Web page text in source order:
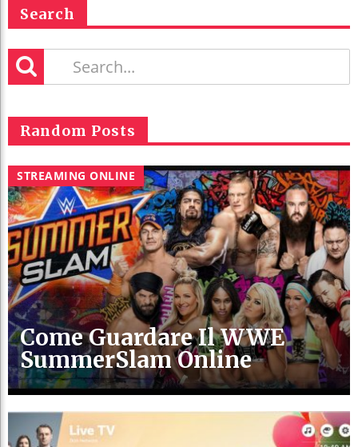
Search
Random Posts
STREAMING ONLINE
Come Guardare Il WWE
SummerSlam Online